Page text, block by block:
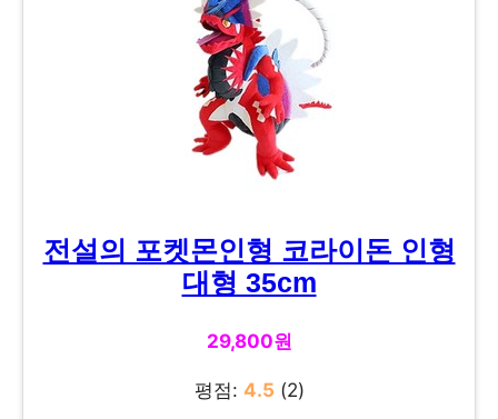
전설의 포켓몬인형 코라이돈 인형
대형 35cm
29,800원
평점: 4.5 (2)